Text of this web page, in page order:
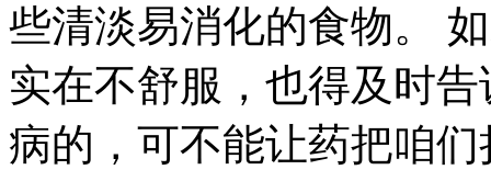
些清淡易消化的食物。
实在不舒服，也得及时
病的，可不能让药把咱